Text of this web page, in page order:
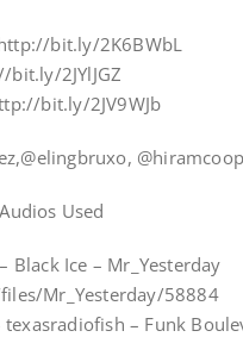
bit.ly/2K6BWbL
2JYlJGZ
bit.ly/2JV9WJb
Used
Black Ice – Mr_Yesterday
Mr_Yesterday/58884
texasradiofish – Funk